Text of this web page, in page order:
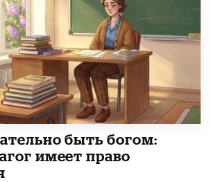
быть богом:
имеет право